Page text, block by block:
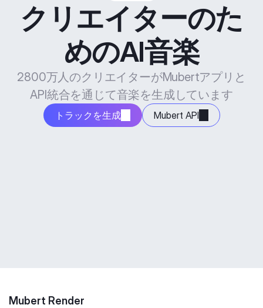
クリエイターのた
めのAI音楽
2800万人のクリエイターがMubertアプリと
API統合を通じて音楽を生成しています
トラックを生成 Mubert API
Mubert Render